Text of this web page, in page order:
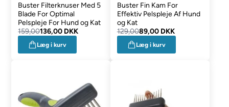
Buster Filterknuser Med 5
Blade For Optimal
Pelspleje For Hund og Kat
159,00136,00 DKK
Læg i kurv
Buster Fin Kam For
Effektiv Pelspleje Af Hund
og Kat
129,0089,00 DKK
Læg i kurv